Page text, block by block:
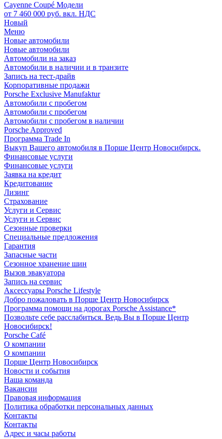
Cayenne Coupé Модели
от 7 460 000 руб. вкл. НДС
Новый
Меню
Новые автомобили
Новые автомобили
Автомобили на заказ
Автомобили в наличии и в транзите
Запись на тест-драйв
Корпоративные продажи
Porsche Exclusive Manufaktur
Автомобили с пробегом
Автомобили с пробегом
Автомобили с пробегом в наличии
Porsche Approved
Программа Trade In
Выкуп Вашего автомобиля в Порше Центр Новосибирск.
Финансовые услуги
Финансовые услуги
Заявка на кредит
Кредитование
Лизинг
Страхование
Услуги и Сервис
Услуги и Сервис
Сезонные проверки
Специальные предложения
Гарантия
Запасные части
Сезонное хранение шин
Вызов эвакуатора
Запись на сервис
Аксессуары Porsche Lifestyle
Добро пожаловать в Порше Центр Новосибирск
Программа помощи на дорогах Porsche Assistance*
Позвольте себе расслабиться. Ведь Вы в Порше Центр
Новосибирск!
Porsche Café
О компании
О компании
Порше Центр Новосибирск
Новости и события
Наша команда
Вакансии
Правовая информация
Политика обработки персональных данных
Контакты
Контакты
Адрес и часы работы